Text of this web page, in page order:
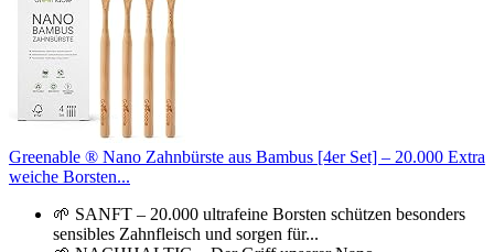
Greenable ® Nano Zahnbürste aus Bambus [4er Set] – 20.000 Extra
weiche Borsten...
🌱 SANFT – 20.000 ultrafeine Borsten schützen besonders
sensibles Zahnfleisch und sorgen für...